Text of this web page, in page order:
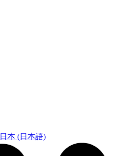
日本 (日本語)